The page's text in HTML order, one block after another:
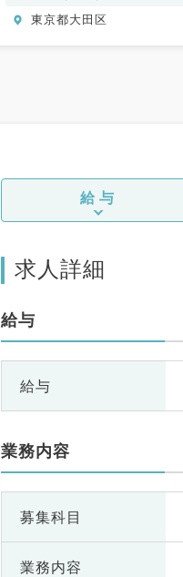
臓内科
東京都大田区
給与
求人詳細
給与
給与
業務内容
募集科目
業務内容